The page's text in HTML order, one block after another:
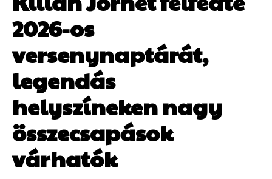
2026-os
versenynaptárát,
legendás
helyszíneken nagy
összecsapások
várhatók